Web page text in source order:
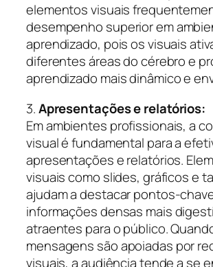
elementos visuais
desempenho superior em
aprendizado, pois os visuais
diferentes áreas do cérebro e
aprendizado mais dinâmico e
3.Apresentações e relatórios:
Em ambientes profissionais, a
visual é fundamental para a
apresentações e relatórios.
visuais como slides, gráficos e
ajudam a destacar pontos-
informações densas mais
atraentes para o público.
mensagens são apoiadas por
visuais, a audiência tende a se